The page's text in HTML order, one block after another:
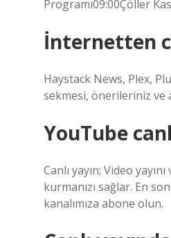
Programı09:00Çöller
İnternetten
Haystack News, Plex,
sekmesi, önerileriniz ve
YouTube
Canlı yayın; Video
kurmanızı sağlar. En
kanalımıza abone olun.